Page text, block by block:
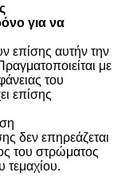
για να
επίσης αυτήν την
με
του
επίσης
δεν επηρεάζεται
του στρώματος
τεμαχίου.